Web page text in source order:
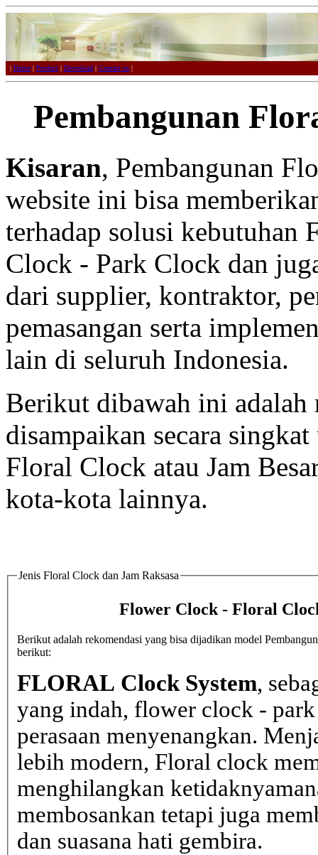
| Home | Product | Download | Contact us |
Pembangunan
Kisaran, Pembangunan
website ini bisa
terhadap solusi kebutuhan
Clock - Park Clock dan
dari supplier, kontraktor,
pemasangan serta
lain di seluruh Indonesia.
Berikut dibawah ini adalah
disampaikan secara
Floral Clock atau Jam
kota-kota lainnya.
Jenis Floral Clock dan Jam Raksasa
Flower Clock - Floral
Berikut adalah rekomendasi yang bisa dijadikan model
berikut:
FLORAL Clock System,
yang indah, flower clock -
perasaan menyenangkan.
lebih modern, Floral clock
menghilangkan
membosankan tetapi juga
dan suasana hati gembira.